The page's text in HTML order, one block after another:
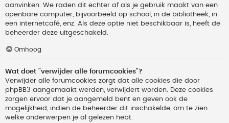
aanvinken. We raden dit echter af als je gebruik maakt van een
openbare computer, bijvoorbeeld op school, in de bibliotheek, in
een internetcafé, enz. Als deze optie niet beschikbaar is, heeft de
beheerder deze uitgeschakeld.
Omhoog
Wat doet "verwijder alle forumcookies"?
Verwijder alle forumcookies zorgt dat alle cookies die door
phpBB3 aangemaakt werden, verwijdert worden. Deze cookies
zorgen ervoor dat je aangemeld bent en geven ook de
mogelijkheid, indien de beheerder dit inschakelde, om te zien
welke onderwerpen je al gelezen hebt.